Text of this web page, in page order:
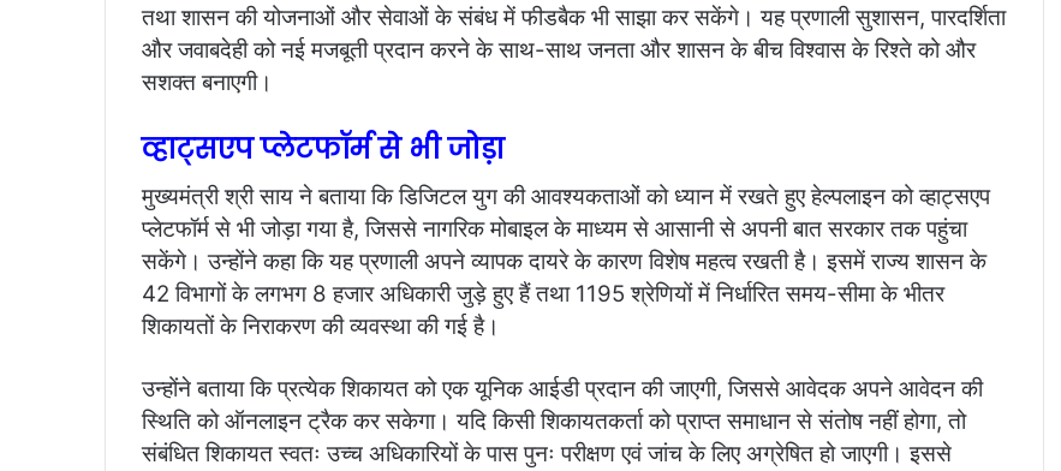
तथा शासन की योजनाओं और सेवाओं के संबंध में फीडबैक भी साझा कर सकेंगे। यह प्रणाली सुशासन, पारदर्शिता
और जवाबदेही को नई मजबूती प्रदान करने के साथ-साथ जनता और शासन के बीच विश्वास के रिश्ते को और
सशक्त बनाएगी।
व्हाट्सएप प्लेटफॉर्म से भी जोड़ा
मुख्यमंत्री श्री साय ने बताया कि डिजिटल युग की आवश्यकताओं को ध्यान में रखते हुए हेल्पलाइन को व्हाट्सएप
प्लेटफॉर्म से भी जोड़ा गया है, जिससे नागरिक मोबाइल के माध्यम से आसानी से अपनी बात सरकार तक पहुंचा
सकेंगे। उन्होंने कहा कि यह प्रणाली अपने व्यापक दायरे के कारण विशेष महत्व रखती है। इसमें राज्य शासन के
42 विभागों के लगभग 8 हजार अधिकारी जुड़े हुए हैं तथा 1195 श्रेणियों में निर्धारित समय-सीमा के भीतर
शिकायतों के निराकरण की व्यवस्था की गई है।
उन्होंने बताया कि प्रत्येक शिकायत को एक यूनिक आईडी प्रदान की जाएगी, जिससे आवेदक अपने आवेदन की
स्थिति को ऑनलाइन ट्रैक कर सकेगा। यदि किसी शिकायतकर्ता को प्राप्त समाधान से संतोष नहीं होगा, तो
संबंधित शिकायत स्वतः उच्च अधिकारियों के पास पुनः परीक्षण एवं जांच के लिए अग्रेषित हो जाएगी। इससे